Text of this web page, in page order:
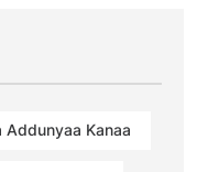
Addunyaa Kanaa